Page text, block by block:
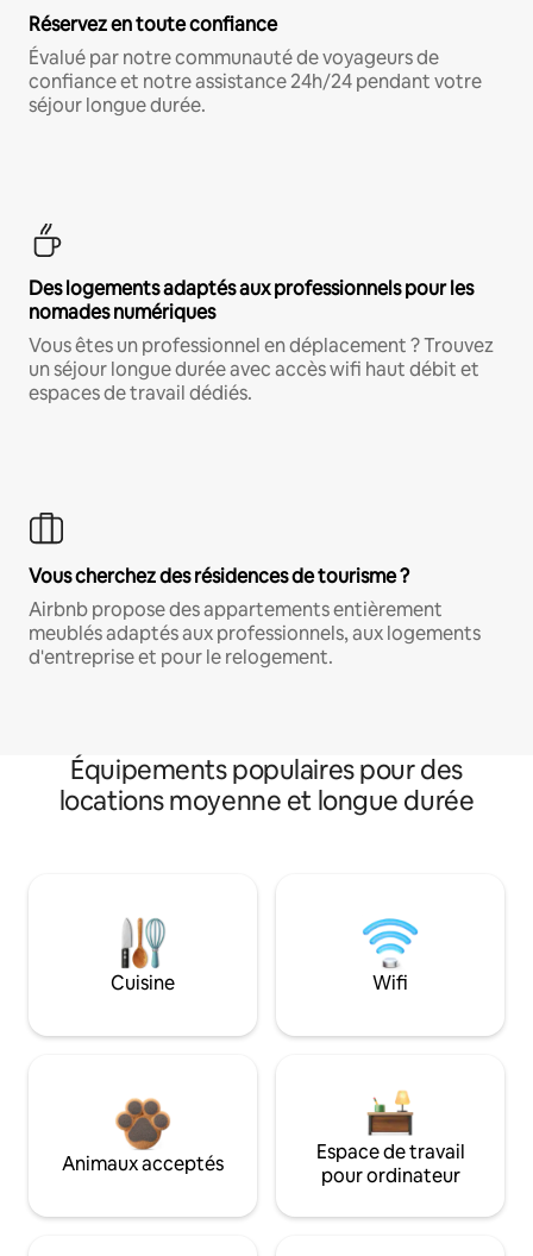
Réservez en toute confiance
Évalué par notre communauté de voyageurs de
confiance et notre assistance 24h/24 pendant votre
séjour longue durée.
Des logements adaptés aux professionnels pour les
nomades numériques
Vous êtes un professionnel en déplacement ? Trouvez
un séjour longue durée avec accès wifi haut débit et
espaces de travail dédiés.
Vous cherchez des résidences de tourisme ?
Airbnb propose des appartements entièrement
meublés adaptés aux professionnels, aux logements
d'entreprise et pour le relogement.
Équipements populaires pour des
locations moyenne et longue durée
Cuisine Wifi
Animaux acceptés
Espace de travail
pour ordinateur